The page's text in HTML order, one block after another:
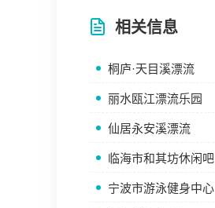
相关信息
桐庐·天目溪漂流
丽水瓯江漂流乐园
仙居永安溪漂流
临海市和其坊休闲吧
宁波市游泳健身中心